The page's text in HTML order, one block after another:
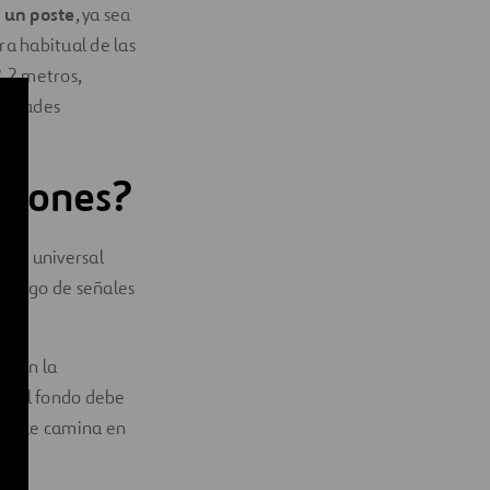
poste, ya sea
habitual de las
metros,
universal
de señales
la
el fondo debe
que camina en